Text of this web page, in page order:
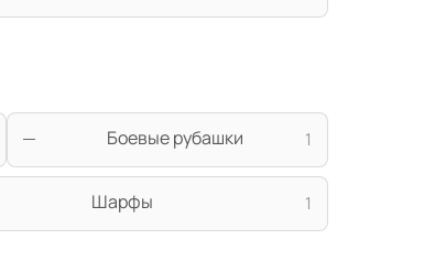
Боевые рубашки 1
Шарфы 1